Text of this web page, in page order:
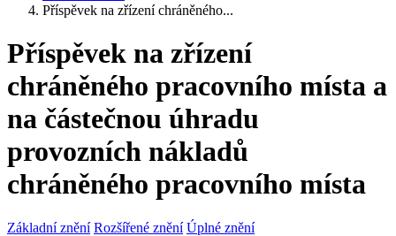
Příspěvek na zřízení chráněného...
Příspěvek na zřízení
chráněného pracovního místa a
na částečnou úhradu
provozních nákladů
chráněného pracovního místa
Základní znění Rozšířené znění Úplné znění